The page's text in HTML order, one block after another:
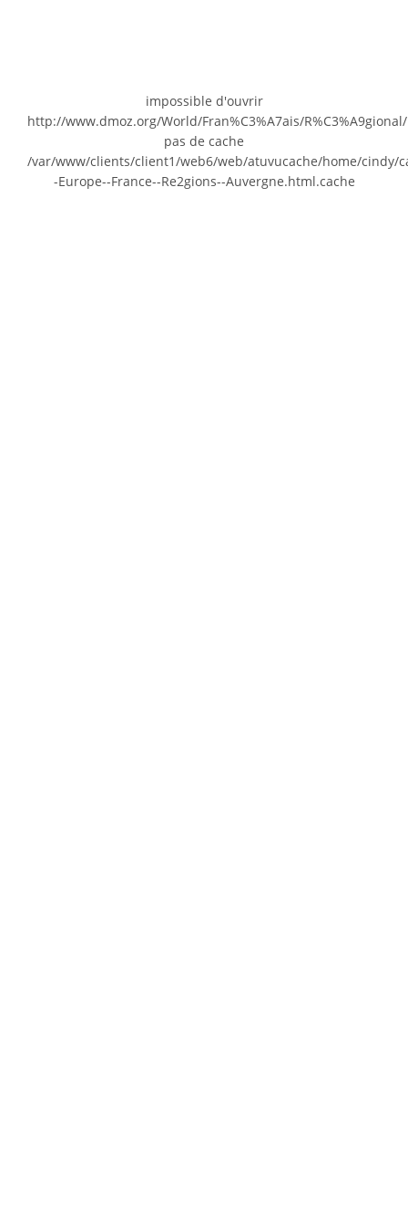
impossible d'ouvrir
http://www.dmoz.org/World/Fran%C3%A7ais/
pas de cache
/var/www/clients/client1/web6/web/atuvucache/home/cindy/
-Europe--France--Re2gions--Auvergne.html.cache